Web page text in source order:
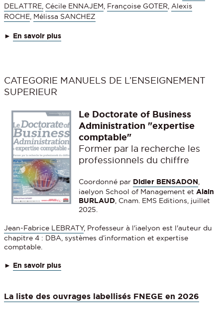
DELATTRE, Cécile ENNAJEM Françoise GOTER Alexis
ROCHE Mélissa SANCHEZ
► En savoir plus
CATEGORIE MANUELS DE L’ENSEIGNEMENT
SUPERIEUR
Le Doctorate of Business
Administration "expertise
comptable"
Former par la recherche les
professionnels du chiffre
Coordonné par Didier BENSADON
iaelyon School of Management et Alain
BURLAUD , Cnam. EMS Editions, juillet
2025.
Jean-Fabrice LEBRATY, Professeur à l'iaelyon est l'auteur du
chapitre 4 : DBA, systèmes d’information et expertise
comptable.
► En savoir plus
La liste des ouvrages labellisés FNEGE en 2026